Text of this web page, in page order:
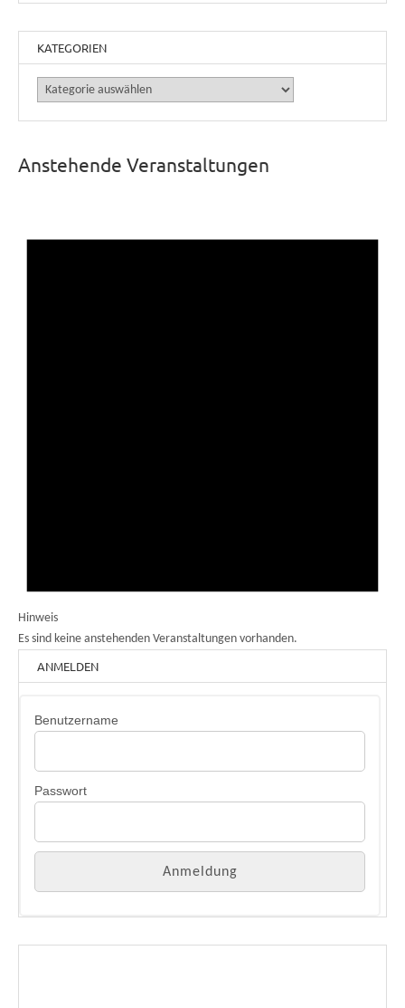
KATEGORIEN
Kategorien
Anstehende Veranstaltungen
Hinweis
Es sind keine anstehenden Veranstaltungen vorhanden.
ANMELDEN
Benutzername
Passwort